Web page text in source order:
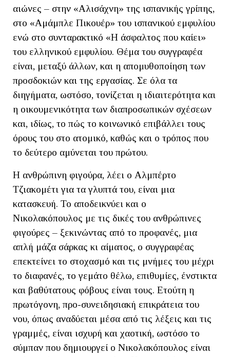
αιώνες – στην «Αλισάχνη» της ισπανικής γρίπης,
στο «Αμάμπλε Πικουέρ» του ισπανικού εμφυλίου
ενώ στο συνταρακτικό «Η άσφαλτος που καίει»
του ελληνικού εμφυλίου. Θέμα του συγγραφέα
είναι, μεταξύ άλλων, και η απομυθοποίηση των
προσδοκιών και της εργασίας. Σε όλα τα
διηγήματα, ωστόσο, τονίζεται η ιδιαιτερότητα και
η οικουμενικότητα των διαπροσωπικών σχέσεων
και, ιδίως, το πώς το κοινωνικό επιβάλλει τους
όρους του στο ατομικό, καθώς και ο τρόπος που
το δεύτερο αμύνεται του πρώτου.
Η ανθρώπινη φιγούρα, λέει ο Αλμπέρτο
Τζιακομέτι για τα γλυπτά του, είναι μια
κατασκευή. Το αποδεικνύει και ο
Νικολακόπουλος με τις δικές του ανθρώπινες
φιγούρες – ξεκινώντας από το προφανές, μια
απλή μάζα σάρκας κι αίματος, ο συγγραφέας
επεκτείνει το στοχασμό και τις μνήμες του μέχρι
το διαφανές, το γεμάτο θέλω, επιθυμίες, ένστικτα
και βαθύτατους φόβους είναι τους. Ετούτη η
πρωτόγονη, προ-συνειδησιακή επικράτεια του
νου, όπως αναδύεται μέσα από τις λέξεις και τις
γραμμές, είναι ισχυρή και χαοτική, ωστόσο το
σύμπαν που δημιουργεί ο Νικολακόπουλος είναι